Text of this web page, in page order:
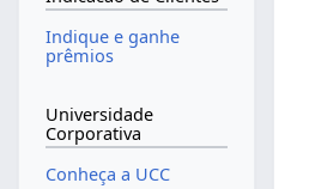
Indique e ganhe
prêmios
Universidade
Corporativa
Conheça a UCC